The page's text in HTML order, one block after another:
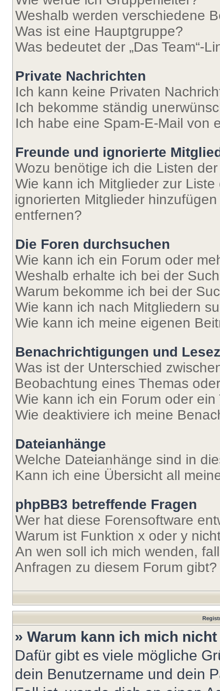
Weshalb werden verschiedene
Was ist eine Hauptgruppe?
Was bedeutet der „Das Team“-
Private Nachrichten
Ich kann keine Privaten
Ich bekomme ständig
Ich habe eine Spam-E-Mail von
Freunde und ignorierte
Wozu benötige ich die Listen
Wie kann ich Mitglieder zur
ignorierten Mitglieder
entfernen?
Die Foren durchsuchen
Wie kann ich ein Forum oder
Weshalb erhalte ich bei der
Warum bekomme ich bei der
Wie kann ich nach Mitgliedern
Wie kann ich meine eigenen
Benachrichtigungen und
Was ist der Unterschied
Beobachtung eines Themas
Wie kann ich ein Forum oder
Wie deaktiviere ich meine
Dateianhänge
Welche Dateianhänge sind in
Kann ich eine Übersicht all
phpBB3 betreffende Fragen
Wer hat diese Forensoftware
Warum ist Funktion x oder y
An wen soll ich mich wenden,
Anfragen zu diesem Forum gibt?
» Warum kann ich mich
Dafür gibt es viele mögliche
dein Benutzername und dein